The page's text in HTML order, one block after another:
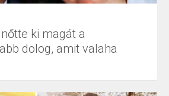
ki magát a
dolog, amit valaha